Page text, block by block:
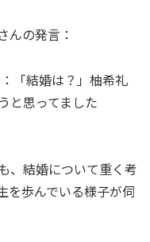
んの発言：
「結婚は？」柚希礼
と思ってました
、結婚について重く考
を歩んでいる様子が伺